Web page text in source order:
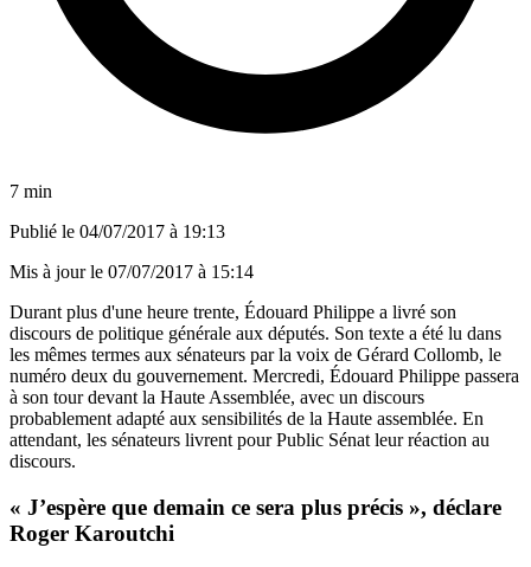
7 min
Publié le 04/07/2017 à 19:13
Mis à jour le 07/07/2017 à 15:14
Durant plus d'une heure trente, Édouard Philippe a livré son
discours de politique générale aux députés. Son texte a été lu dans
les mêmes termes aux sénateurs par la voix de Gérard Collomb, le
numéro deux du gouvernement. Mercredi, Édouard Philippe passera
à son tour devant la Haute Assemblée, avec un discours
probablement adapté aux sensibilités de la Haute assemblée. En
attendant, les sénateurs livrent pour Public Sénat leur réaction au
discours.
« J’espère que demain ce sera plus précis », déclare
Roger Karoutchi